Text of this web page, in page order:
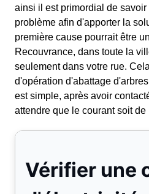
ainsi il est primordial de
problème afin d'apporter la
première cause pourrait être
Recouvrance, dans toute la
seulement dans votre rue.
d'opération d'abattage
est simple, après avoir
attendre que le courant soit